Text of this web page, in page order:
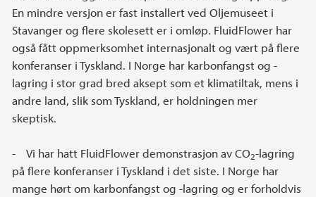
En mindre versjon er fast installert ved Oljemuseet i
Stavanger og flere skolesett er i omløp. FluidFlower har
også fått oppmerksomhet internasjonalt og vært på flere
konferanser i Tyskland. I Norge har karbonfangst og -
lagring i stor grad bred aksept som et klimatiltak, mens i
andre land, slik som Tyskland, er holdningen mer
skeptisk.
- Vi har hatt FluidFlower demonstrasjon av CO2-lagring
på flere konferanser i Tyskland i det siste. I Norge har
mange hørt om karbonfangst og -lagring og er forholdvis